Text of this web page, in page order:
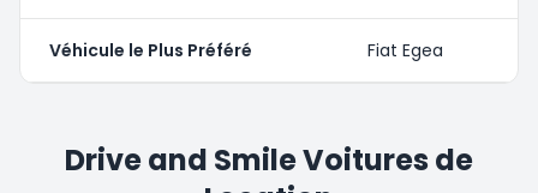
Véhicule le Plus Préféré Fiat Egea
Drive and Smile Voitures de